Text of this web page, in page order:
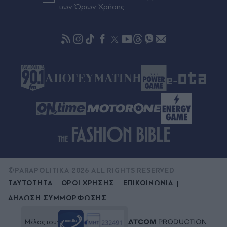
Πριν 46 λεπτά
"μάλλον από κάποια παραλία, δεν δικαιολογείται
τέτοια επιπολαιότητα" - Τους κατηγορεί για
πολιτικό αφήγημα"
τωνΌρων Χρήσης
ΤΑΥΤΟΤΗΤΑ ΟΡΟΙ ΧΡΗΣΗΣ
ΕΠΙΚΟΙΝΩΝΙΑ
ΔΗΛΩΣΗ ΣΥΜΜΟΡΦΩΣΗΣ
©PARAPOLITIKA 2026 ALL RIGHTS RESERVED
Μέλος του: